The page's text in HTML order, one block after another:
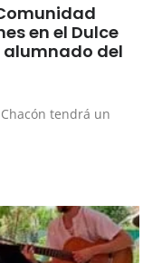
en el Dulce
del
tendrá un